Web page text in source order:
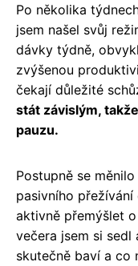
Po několika
jsem našel svůj
dávky týdně,
zvýšenou
čekají důležité
stát závislým,
pauzu.
Postupně se
pasivního
aktivně přemýšlet
večera jsem si sedl
skutečně baví a co